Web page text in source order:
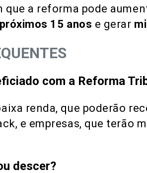
que a reforma pode
15 anos e gerar
com a Reforma
renda, que poderão
e empresas, que terão
descer?